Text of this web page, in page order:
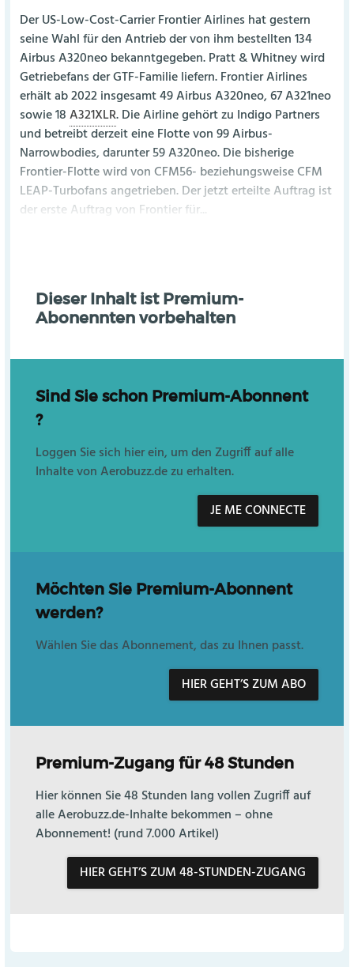
Der US-Low-Cost-Carrier Frontier Airlines hat gestern
seine Wahl für den Antrieb der von ihm bestellten 134
Airbus A320neo bekanntgegeben. Pratt & Whitney wird
Getriebefans der GTF-Familie liefern. Frontier Airlines
erhält ab 2022 insgesamt 49 Airbus A320neo, 67 A321neo
sowie 18A321XLR. Die Airline gehört zu Indigo Partners
und betreibt derzeit eine Flotte von 99 Airbus-
Narrowbodies, darunter 59 A320neo. Die bisherige
Frontier-Flotte wird von CFM56- beziehungsweise CFM
LEAP-Turbofans angetrieben. Der jetzt erteilte Auftrag ist
der erste Auftrag von Frontier für...
Dieser Inhalt ist Premium-
Abonennten vorbehalten
Sind Sie schon Premium-Abonnent
?
Loggen Sie sich hier ein, um den Zugriff auf alle
Inhalte von Aerobuzz.de zu erhalten.
JE ME CONNECTE
Möchten Sie Premium-Abonnent
werden?
Wählen Sie das Abonnement, das zu Ihnen passt.
HIER GEHT’S ZUM ABO
Premium-Zugang für 48 Stunden
Hier können Sie 48 Stunden lang vollen Zugriff auf
alle Aerobuzz.de-Inhalte bekommen – ohne
Abonnement! (rund 7.000 Artikel)
HIER GEHT’S ZUM 48-STUNDEN-ZUGANG